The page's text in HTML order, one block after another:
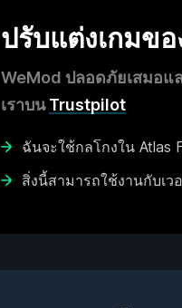
ปรับแต่งเกมข
WeMod ปลอดภัยเสมอแ
เราบนTrustpilot
ฉันจะใช้กลโกงใน Atlas
สิ่งนี้สามารถใช้งานกับเ